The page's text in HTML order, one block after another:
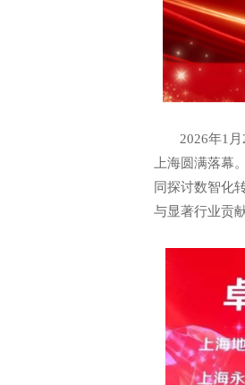
2026年1
上海圆满落幕
同探讨数智化
与显著行业贡